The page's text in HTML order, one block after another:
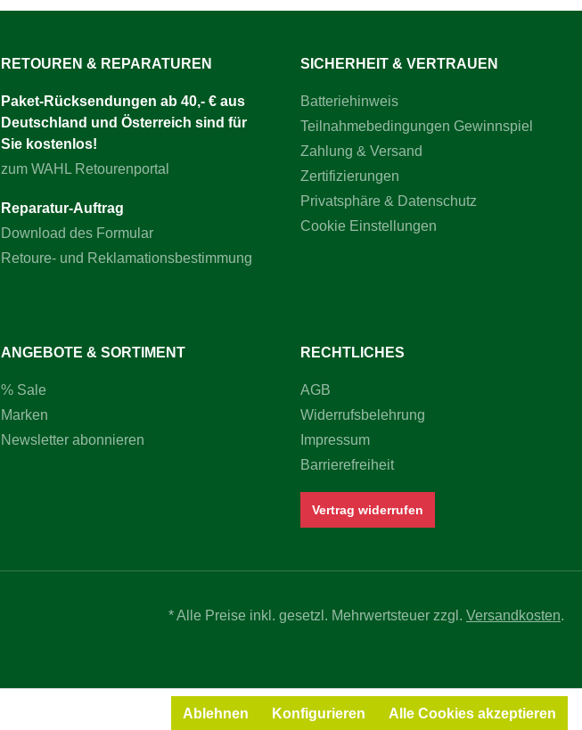
RETOUREN & REPARATUREN
Paket-Rücksendungen ab 40,- € aus
Deutschland und Österreich sind für
Sie kostenlos!
zum WAHL Retourenportal
Reparatur-Auftrag
Download des Formular
Retoure- und Reklamationsbestimmung
SICHERHEIT & VERTRAUEN
Batteriehinweis
Teilnahmebedingungen Gewinnspiel
Zahlung & Versand
Zertifizierungen
Privatsphäre & Datenschutz
Cookie Einstellungen
ANGEBOTE & SORTIMENT
% Sale
Marken
Newsletter abonnieren
RECHTLICHES
AGB
Widerrufsbelehrung
Impressum
Barrierefreiheit
Vertrag widerrufen
* Alle Preise inkl. gesetzl. Mehrwertsteuer zzgl. Versandkosten.
Ablehnen Konfigurieren Alle Cookies akzeptieren